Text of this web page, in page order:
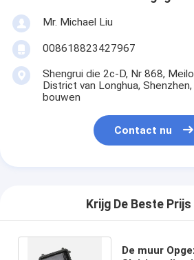
Mr. Michael Liu
008618823427967
Shengrui die 2c-D, Nr 868,
District van Longhua, Shenzhen,
bouwen
Contact nu
Krijg De Beste
De muur